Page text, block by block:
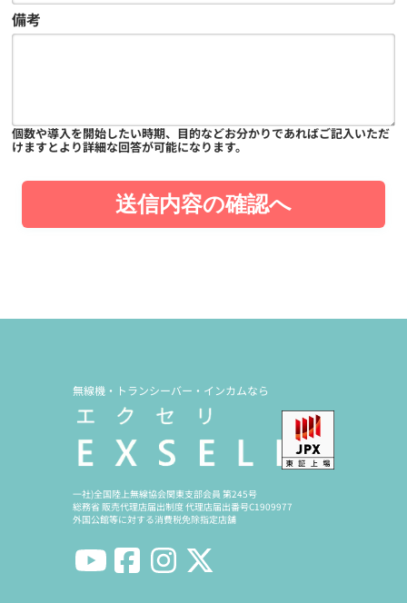
備考
個数や導入を開始したい時期、目的などお分かりであればご記入いただ
けますとより詳細な回答が可能になります。
送信内容の確認へ
無線機・トランシーバー・インカムなら
一社)全国陸上無線協会関東支部会員 第245号
総務省 販売代理店届出制度 代理店届出番号C1909977
外国公館等に対する消費税免除指定店舗